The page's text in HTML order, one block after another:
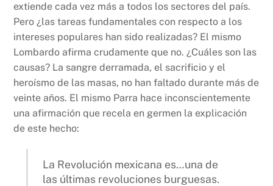
extiende cada vez más a todos los sectores del país.
Pero ¿las tareas fundamentales con respecto a los
intereses populares han sido realizadas? El mismo
Lombardo afirma crudamente que no. ¿Cuáles son las
causas? La sangre derramada, el sacrificio y el
heroísmo de las masas, no han faltado durante más de
veinte años. El mismo Parra hace inconscientemente
una afirmación que recela en germen la explicación
de este hecho:
La Revolución mexicana es…una de
las últimas revoluciones burguesas.